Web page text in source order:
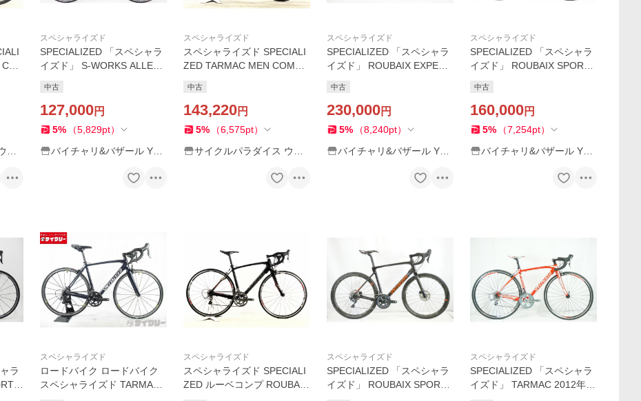
58
ェ
スペシャライズド
SPECIALIZED 「スペシャラ
イズド」 S-WORKS ALLEZ
バイチャリ浦和ベース
中古
127,000円
5% （5,829pt）
バイチャリ&バザール Yah
スペシャライズド
スペシャライズド SPECIALI
ZED TARMAC MEN COMP
ロードバイク 52サイズ イエ
ロー/ブラック【値下げ】
中古
143,220円
5% （6,575pt）
サイクルパラダイス ウェ
スペシャライズド
SPECIALIZED 「スペシャラ
イズド」 ROUBAIX EXPERT
ードバイク / 浜松店
中古
230,000円
5% （8,240pt）
バイチャリ&バザール Yah
スペシャライズド
SPECIALIZED 「スペシャラ
イズド」 ROUBAIX SPORT
バイチャリ世田谷店
中古
160,000円
5% （7,254pt）
バイチャリ&バザール Yah
ラ
2
スペシャライズド
ロードバイク ロードバイク
スペシャライズド TARMAC
スペシャライズド
スペシャライズド SPECIALI
ZED ルーベコンプ ROUBAIX
スペシャライズド
SPECIALIZED 「スペシャラ
イズド」 ROUBAIX SPORT
スペシャライズド
SPECIALIZED 「スペシャラ
イズド」 TARMAC 2012年モ